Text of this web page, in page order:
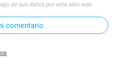
de sus datos por este sitio web
comentario